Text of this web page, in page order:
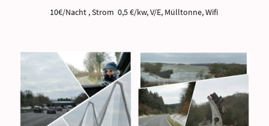
10€/Nacht , Strom 0,5 €/kw, V/E, Mülltonne, Wifi